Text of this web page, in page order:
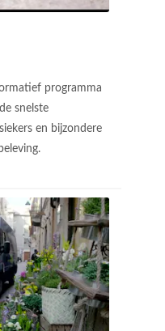
programma
snelste
en bijzondere